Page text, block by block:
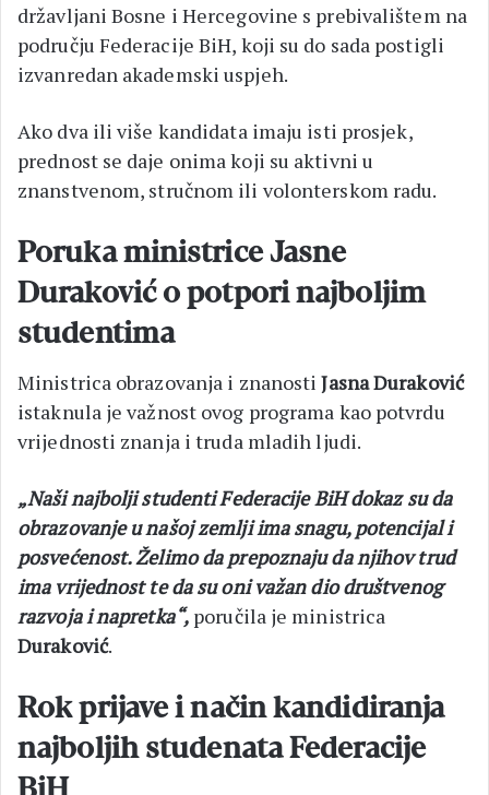
državljani Bosne i Hercegovine s prebivalištem na
području Federacije BiH, koji su do sada postigli
izvanredan akademski uspjeh.
Ako dva ili više kandidata imaju isti prosjek,
prednost se daje onima koji su aktivni u
znanstvenom, stručnom ili volonterskom radu.
Poruka ministrice Jasne
Duraković o potpori najboljim
studentima
Ministrica obrazovanja i znanostiJasna Duraković
istaknula je važnost ovog programa kao potvrdu
vrijednosti znanja i truda mladih ljudi.
„Naši najbolji studenti Federacije BiH dokaz su da
obrazovanje u našoj zemlji ima snagu, potencijal i
posvećenost. Želimo da prepoznaju da njihov trud
ima vrijednost te da su oni važan dio društvenog
razvoja i napretka“, poručila je ministrica
Duraković.
Rok prijave i način kandidiranja
najboljih studenata Federacije